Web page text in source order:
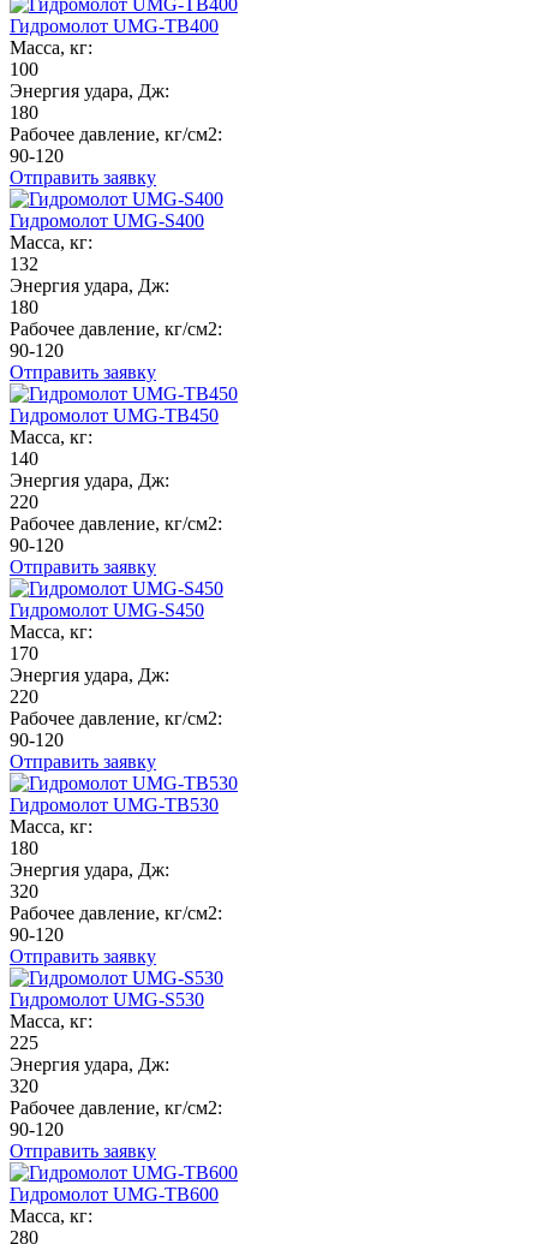
Гидромолот UMG-TB400
Масса, кг:
100
Энергия удара, Дж:
180
Рабочее давление, кг/см2:
90-120
Отправить заявку
Гидромолот UMG-S400
Масса, кг:
132
Энергия удара, Дж:
180
Рабочее давление, кг/см2:
90-120
Отправить заявку
Гидромолот UMG-TB450
Масса, кг:
140
Энергия удара, Дж:
220
Рабочее давление, кг/см2:
90-120
Отправить заявку
Гидромолот UMG-S450
Масса, кг:
170
Энергия удара, Дж:
220
Рабочее давление, кг/см2:
90-120
Отправить заявку
Гидромолот UMG-TB530
Масса, кг:
180
Энергия удара, Дж:
320
Рабочее давление, кг/см2:
90-120
Отправить заявку
Гидромолот UMG-S530
Масса, кг:
225
Энергия удара, Дж:
320
Рабочее давление, кг/см2:
90-120
Отправить заявку
Гидромолот UMG-TB600
Масса, кг:
280